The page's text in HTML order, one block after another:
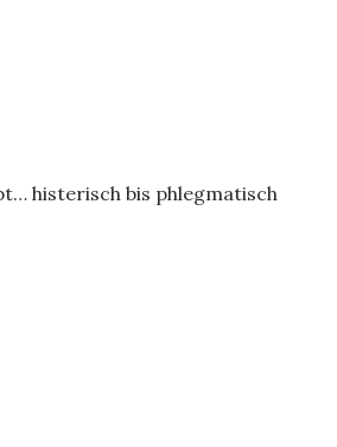
histerisch bis phlegmatisch